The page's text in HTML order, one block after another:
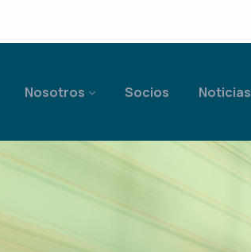
Nosotros Socios Noticias